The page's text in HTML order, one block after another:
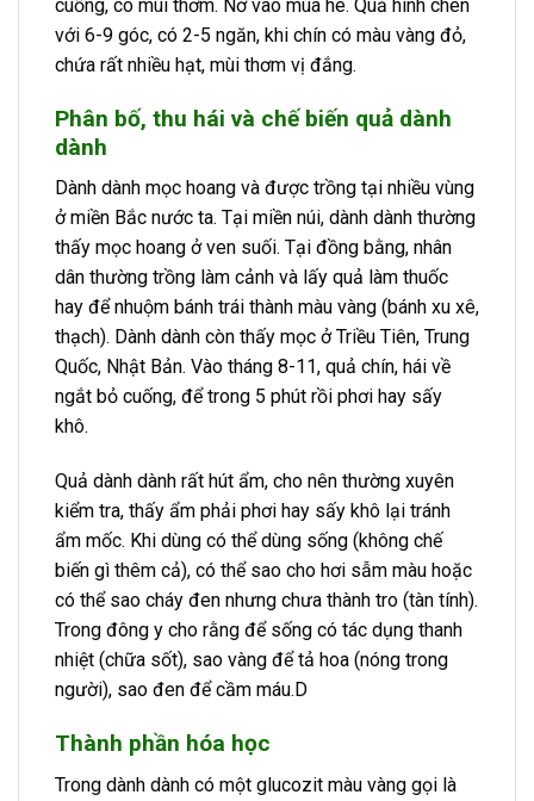
cuống, có mùi thơm. Nở vào mùa hè. Quả hình chén
với 6-9 góc, có 2-5 ngăn, khi chín có màu vàng đỏ,
chứa rất nhiều hạt, mùi thơm vị đắng.
Phân bố, thu hái và chế biến quả dành
dành
Dành dành mọc hoang và được trồng tại nhiều vùng
ở miền Bắc nước ta. Tại miền núi, dành dành thường
thấy mọc hoang ở ven suối. Tại đồng bằng, nhân
dân thường trồng làm cảnh và lấy quả làm thuốc
hay để nhuộm bánh trái thành màu vàng (bánh xu xê,
thạch). Dành dành còn thấy mọc ở Triều Tiên, Trung
Quốc, Nhật Bản. Vào tháng 8-11, quả chín, hái về
ngắt bỏ cuống, để trong 5 phút rồi phơi hay sấy
khô.
Quả dành dành rất hút ẩm, cho nên thường xuyên
kiểm tra, thấy ẩm phải phơi hay sấy khô lại tránh
ẩm mốc. Khi dùng có thể dùng sống (không chế
biến gì thêm cả), có thể sao cho hơi sẫm màu hoặc
có thể sao cháy đen nhưng chưa thành tro (tàn tính).
Trong đông y cho rằng để sống có tác dụng thanh
nhiệt (chữa sốt), sao vàng để tả hoa (nóng trong
người), sao đen để cầm máu.D
Thành phần hóa học
Trong dành dành có một glucozit màu vàng gọi là